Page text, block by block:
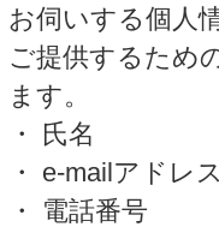
お伺いする個人
ご提供するため
ます。
・ 氏名
・ e-mailアドレ
・ 電話番号